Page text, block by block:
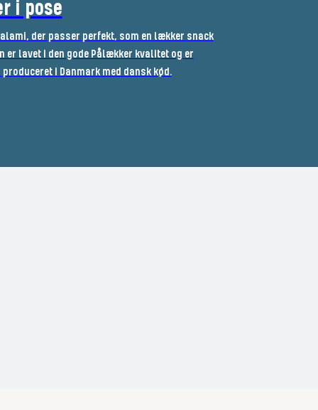
i pose
der passer perfekt, som en lækker snack
er lavet i den gode Pålækker kvalitet og er
i Danmark med dansk kød.